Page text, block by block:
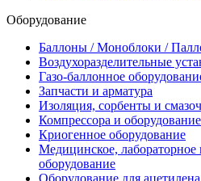
Оборудование
Баллоны / Моноблоки /
Воздухоразделительные
Газо-баллонное
Запчасти и арматура
Изоляция, сорбенты и
Компрессора и
Криогенное оборудование
Медицинское, лабораторное
оборудование
Оборудование для ацетилена